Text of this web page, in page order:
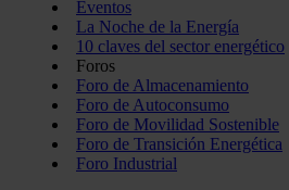
Eventos
La Noche de la Energía
10 claves del sector energético
Foros
Foro de Almacenamiento
Foro de Autoconsumo
Foro de Movilidad Sostenible
Foro de Transición Energética
Foro Industrial